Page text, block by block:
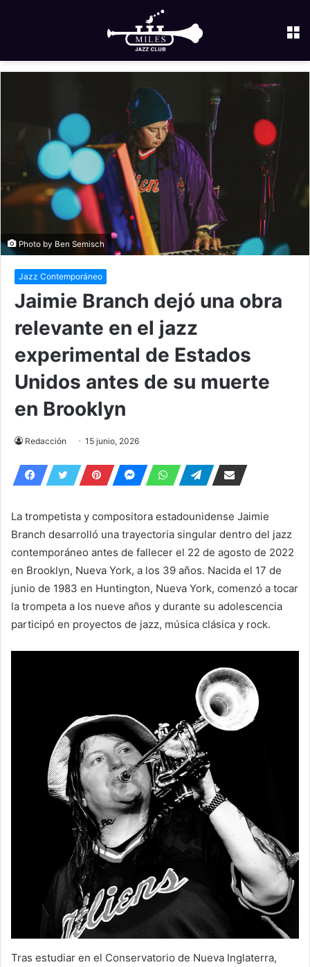
Photo by Ben Semisch
Jazz Contemporáneo
Jaimie Branch dejó una obra
relevante en el jazz
experimental de Estados
Unidos antes de su muerte
en Brooklyn
Redacción 15 junio, 2026
La trompetista y compositora estadounidense Jaimie
Branch desarrolló una trayectoria singular dentro del jazz
contemporáneo antes de fallecer el 22 de agosto de 2022
en Brooklyn, Nueva York, a los 39 años. Nacida el 17 de
junio de 1983 en Huntington, Nueva York, comenzó a tocar
la trompeta a los nueve años y durante su adolescencia
participó en proyectos de jazz, música clásica y rock.
Tras estudiar en el Conservatorio de Nueva Inglaterra,